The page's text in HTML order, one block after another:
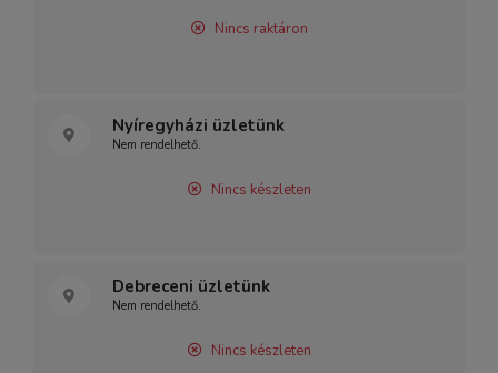
Nincs raktáron
Nyíregyházi üzletünk
Nem rendelhető.
Nincs készleten
Debreceni üzletünk
Nem rendelhető.
Nincs készleten